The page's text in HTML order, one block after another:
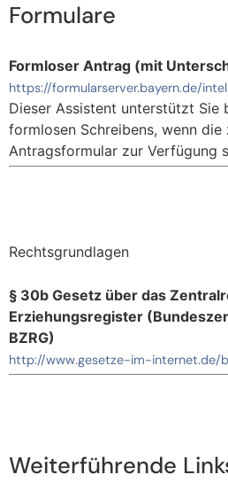
Formulare
Formloser Antrag (mit
https://formularserver.bayern.de/
Dieser Assistent unterstützt Sie
formlosen Schreibens, wenn
Antragsformular zur Verfügung
Rechtsgrundlagen
§ 30b Gesetz über das
Erziehungsregister
BZRG)
http://www.gesetze-im-internet.de/
Weiterführende